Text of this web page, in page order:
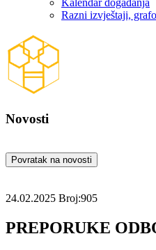
Kalendar događanja
Razni izvještaji,
Novosti
Povratak na novosti
24.02.2025 Broj:905
PREPORUKE